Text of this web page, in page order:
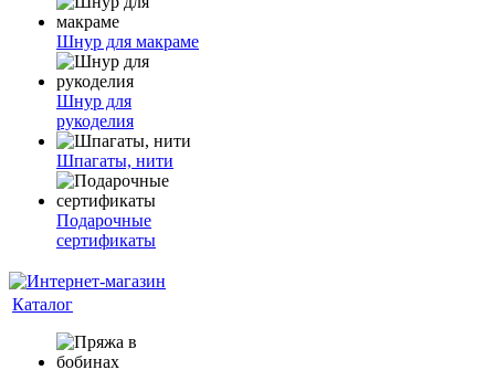
Шнур для макраме
Шнур для
рукоделия
Шпагаты, нити
Подарочные
сертификаты
Каталог